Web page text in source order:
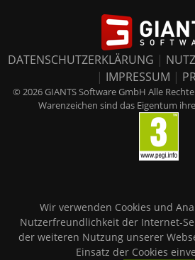
DATENSCHUTZERKLÄRUNG |
| IMPRESSUM |
© 2026 GIANTS Software GmbH Alle
Warenzeichen sind das Eigentum
Wir verwenden Cookies und
Nutzerfreundlichkeit der Internet-
der weiteren Nutzung unserer
Einsatz der Cookies